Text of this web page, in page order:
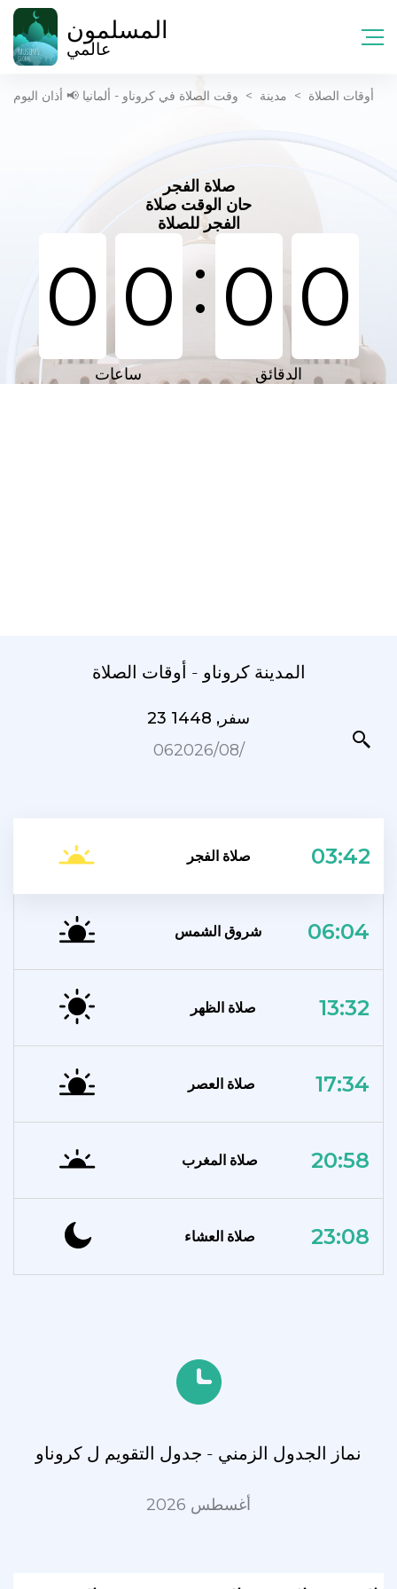
المسلمون
عالمي
أوقات الصلاة > مدينة > وقت الصلاة في کروناو - ألمانيا 📢 أذان اليوم
صلاة الفجر
حان الوقت صلاة
الفجر للصلاة
0 0:0 0
ساعات الدقائق
المدينة کروناو - أوقات الصلاة
23 سفر, 1448
06‏/08‏/2026
صلاة الفجر 03:42
شروق الشمس 06:04
صلاة الظهر 13:32
صلاة العصر 17:34
صلاة المغرب 20:58
صلاة العشاء 23:08
نماز الجدول الزمني - جدول التقويم ل کروناو
أغسطس 2026